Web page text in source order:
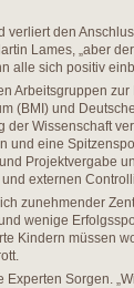
verliert den
Lames, „aber
alle sich positiv
Arbeitsgruppen
(BMI) und
Wissenschaft
und eine
Projektvergabe
externen
zunehmender
wenige
Kindern müssen
Sorgen.